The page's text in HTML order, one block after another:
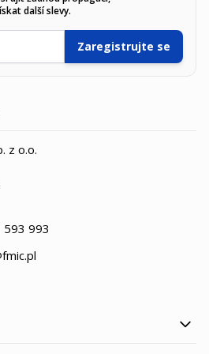
další slevy.
E-mailová adresa
Zaregistrujte se
z o.o.
993